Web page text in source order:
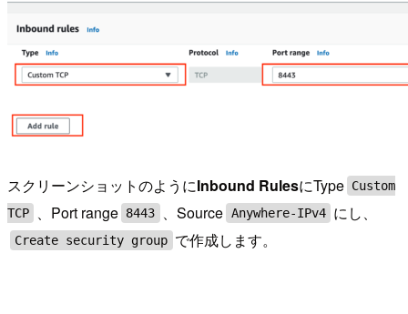
スクリーンショットのようにInbound RulesにType Custom
TCP
、Port range 8443 、Source Anywhere-IPv4 にし、
Create security group で作成します。